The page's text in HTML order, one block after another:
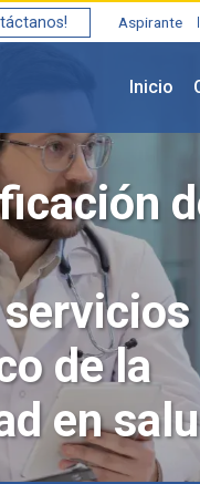
Aspirante
Inicio
de la
en